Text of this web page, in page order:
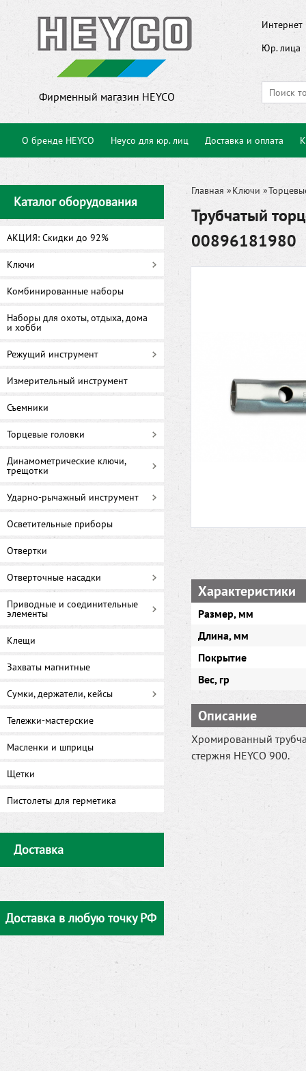
Фирменный магазин HEYCO
Интернет
Юр. лица
О бренде HEYCO Heyco для юр. лиц Доставка и оплата
Каталог оборудования
АКЦИЯ: Скидки до 92%
Ключи
Комбинированные наборы
Наборы для охоты, отдыха, дома
и хобби
Режущий инструмент
Измерительный инструмент
Съемники
Торцевые головки
Динамометрические ключи,
трещотки
Ударно-рычажный инструмент
Осветительные приборы
Отвертки
Отверточные насадки
Приводные и соединительные
элементы
Клещи
Захваты магнитные
Сумки, держатели, кейсы
Тележки-мастерские
Масленки и шприцы
Щетки
Пистолеты для герметика
Доставка
Доставка в любую точку РФ
Главная »Ключи »
Трубчатый
00896181980
Характеристики
Размер, мм
Длина, мм
Покрытие
Вес, гр
Описание
Хромированный
стержня HEYCO 900.